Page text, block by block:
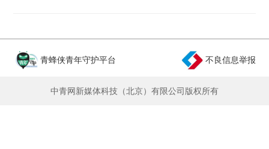
青蜂侠青年守护平台 不良信息举报
中青网新媒体科技（北京）有限公司版权所有